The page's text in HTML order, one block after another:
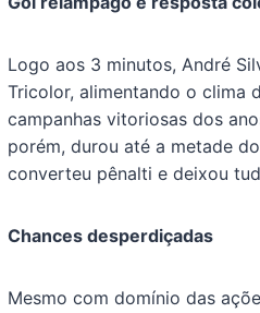
Logo aos 3 minutos, André
Tricolor, alimentando o clima
campanhas vitoriosas dos
porém, durou até a metade
converteu pênalti e deixou
Chances desperdiçadas
Mesmo com domínio das